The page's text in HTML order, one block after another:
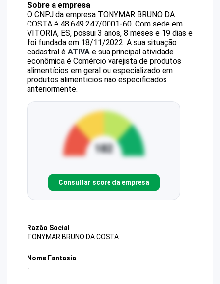
Sobre a empresa
O CNPJ da empresa TONYMAR BRUNO DA
COSTA é 48.649.247/0001-60. Com sede em
VITORIA, ES, possui 3 anos, 8 meses e 19 dias e
foi fundada em 18/11/2022. A sua situação
cadastral é ATIVA e sua principal atividade
econômica é Comércio varejista de produtos
alimentícios em geral ou especializado em
produtos alimentícios não especificados
anteriormente.
Consultar score da empresa
Razão Social
TONYMAR BRUNO DA COSTA
Nome Fantasia
-